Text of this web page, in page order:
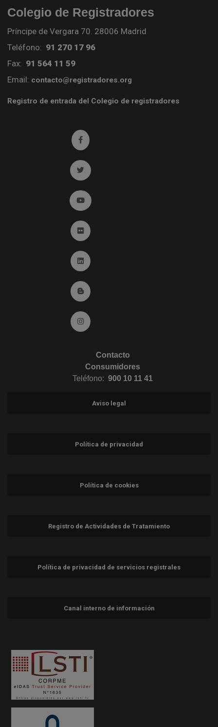
Colegio de Registradores
Príncipe de Vergara 70. 28006 Madrid
Teléfono: 91 270 17 96
Fax: 91 564 11 59
Email: contacto@registradores.org
Registro de entrada del Colegio de registradores
Ir a facebook (abre en ventana nueva)
Ir a twitter (abre en ventana nueva)
Ir a YouTube (abre en ventana nueva)
Ir a Flickr (abre en ventana nueva)
Ir a Linkedin (abre en ventana nueva)
Ir al Blog (abre en ventana nueva)
Ir a Instagram (abre en ventana nueva)
Contacto
Consumidores
Teléfono: 900 10 11 41
Aviso legal
Política de privacidad
Política de cookies
Registro de Actividades de Tratamiento
Política de privacidad de servicios registrales
Canal interno de información